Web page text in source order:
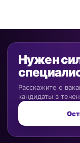
Нужен
Расскажите о
кандидаты в